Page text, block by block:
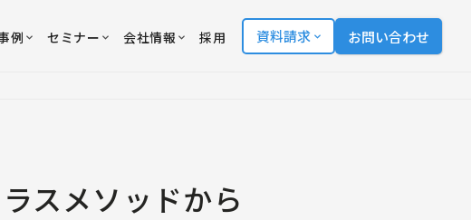
例 セミナー 会社情報 採用 資料請求 お問い合わせ
スメソッドから